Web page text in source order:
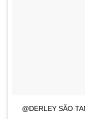
@DERLEY SÃO